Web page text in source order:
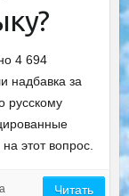
4 694
надбавка за
русскому
этот вопрос.
Читать